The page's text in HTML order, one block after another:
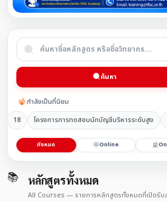
ค้นหา
กำลังเป็นที่นิยม
18
โครงการการทดสอบนักบัญชีบริหารระดับสูง
ทั้งหมด Online
📚 หลักสูตรทั้งหมด
All Courses — รายการหลักสูตรทั้งหมดที่เปิดรับ